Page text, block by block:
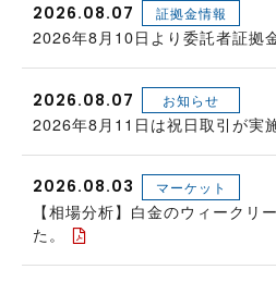
2026.08.07 証拠金情報
2026年8月10日より委託者証拠
2026.08.07 お知らせ
2026年8月11日は祝日取引が実
2026.08.03 マーケット
【相場分析】白金のウィークリ
た。